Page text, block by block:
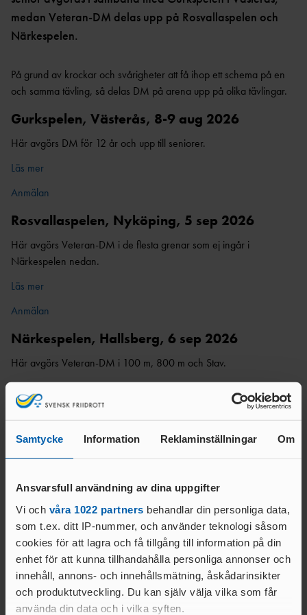
Samtycke Information Reklaminställningar Om
Ansvarsfull användning av dina uppgifter
Vi och våra 1022 partners behandlar din personliga data,
som t.ex. ditt IP-nummer, och använder teknologi såsom
cookies för att lagra och få tillgång till information på din
enhet för att kunna tillhandahålla personliga annonser och
innehåll, annons- och innehållsmätning, åskådarinsikter
och produktutveckling. Du kan själv välja vilka som får
använda din data och i vilka syften.
medan Veteran-DM delas upp på Rosvallaspelen och
Närkespelen.
På grund av krockar och svårigheter att få ihop ett schema på en
och samma tävling, så delas DM på arena upp på olika tävlingar.
Gurkspelen, Västerås, 8-9 aug 2026
Här avgörs DM för 12 år och upp till seniorer.
Läs mer
Anmälan
Rosvallaspelen, Nyköping, 5 sep 2026
Här avgörs Veteran-DM i de flesta grenar som ej ingår i
Närkespelen nedan.
Läs mer
Anmälan
Närkespelen, Hallsberg, 6 sep 2026
Här avgörs Veteran-DM i 100 m, 800 m och Stav.
Anmälan
Välkomna önskar arrangörerna i samarbete med Södra Svealands
Relaterade nyheter